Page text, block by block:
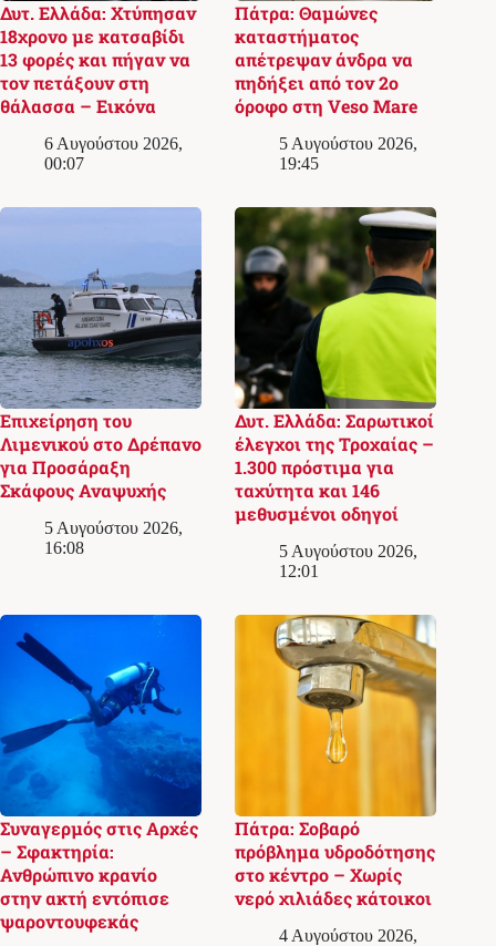
Δυτ. Ελλάδα: Χτύπησαν
18χρονο με κατσαβίδι
13 φορές και πήγαν να
τον πετάξουν στη
θάλασσα – Εικόνα
6 Αυγούστου 2026,
00:07
Πάτρα: Θαμώνες
καταστήματος
απέτρεψαν άνδρα να
πηδήξει από τον 2ο
όροφο στη Veso Mare
5 Αυγούστου 2026,
19:45
Επιχείρηση του
Λιμενικού στο Δρέπανο
για Προσάραξη
Σκάφους Αναψυχής
5 Αυγούστου 2026,
16:08
Δυτ. Ελλάδα: Σαρωτικοί
έλεγχοι της Τροχαίας –
1.300 πρόστιμα για
ταχύτητα και 146
μεθυσμένοι οδηγοί
5 Αυγούστου 2026,
12:01
Συναγερμός στις Αρχές
– Σφακτηρία:
Ανθρώπινο κρανίο
στην ακτή εντόπισε
ψαροντουφεκάς
Πάτρα: Σοβαρό
πρόβλημα υδροδότησης
στο κέντρο – Χωρίς
νερό χιλιάδες κάτοικοι
4 Αυγούστου 2026,